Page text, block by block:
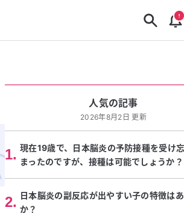
人気の記事
2026年8月2日 更新
1. 現在19歳で、日本脳炎の予防接種を受け
まったのですが、接種は可能でしょうか？
2. 日本脳炎の副反応が出やすい子の特徴は
か？